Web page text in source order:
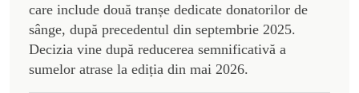
care include două tranșe dedicate donatorilor de
sânge, după precedentul din septembrie 2025.
Decizia vine după reducerea semnificativă a
sumelor atrase la ediția din mai 2026.